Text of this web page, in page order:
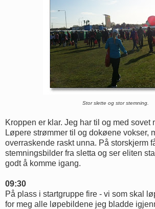
Stor slette og stor stemning.
Kroppen er klar. Jeg har til og med sovet
Løpere strømmer til og dokøene vokser,
overraskende raskt unna. På storskjerm
stemningsbilder fra sletta og ser eliten
godt å komme igang.
09:30
På plass i startgruppe fire - vi som skal
for meg alle løpebildene jeg bladde